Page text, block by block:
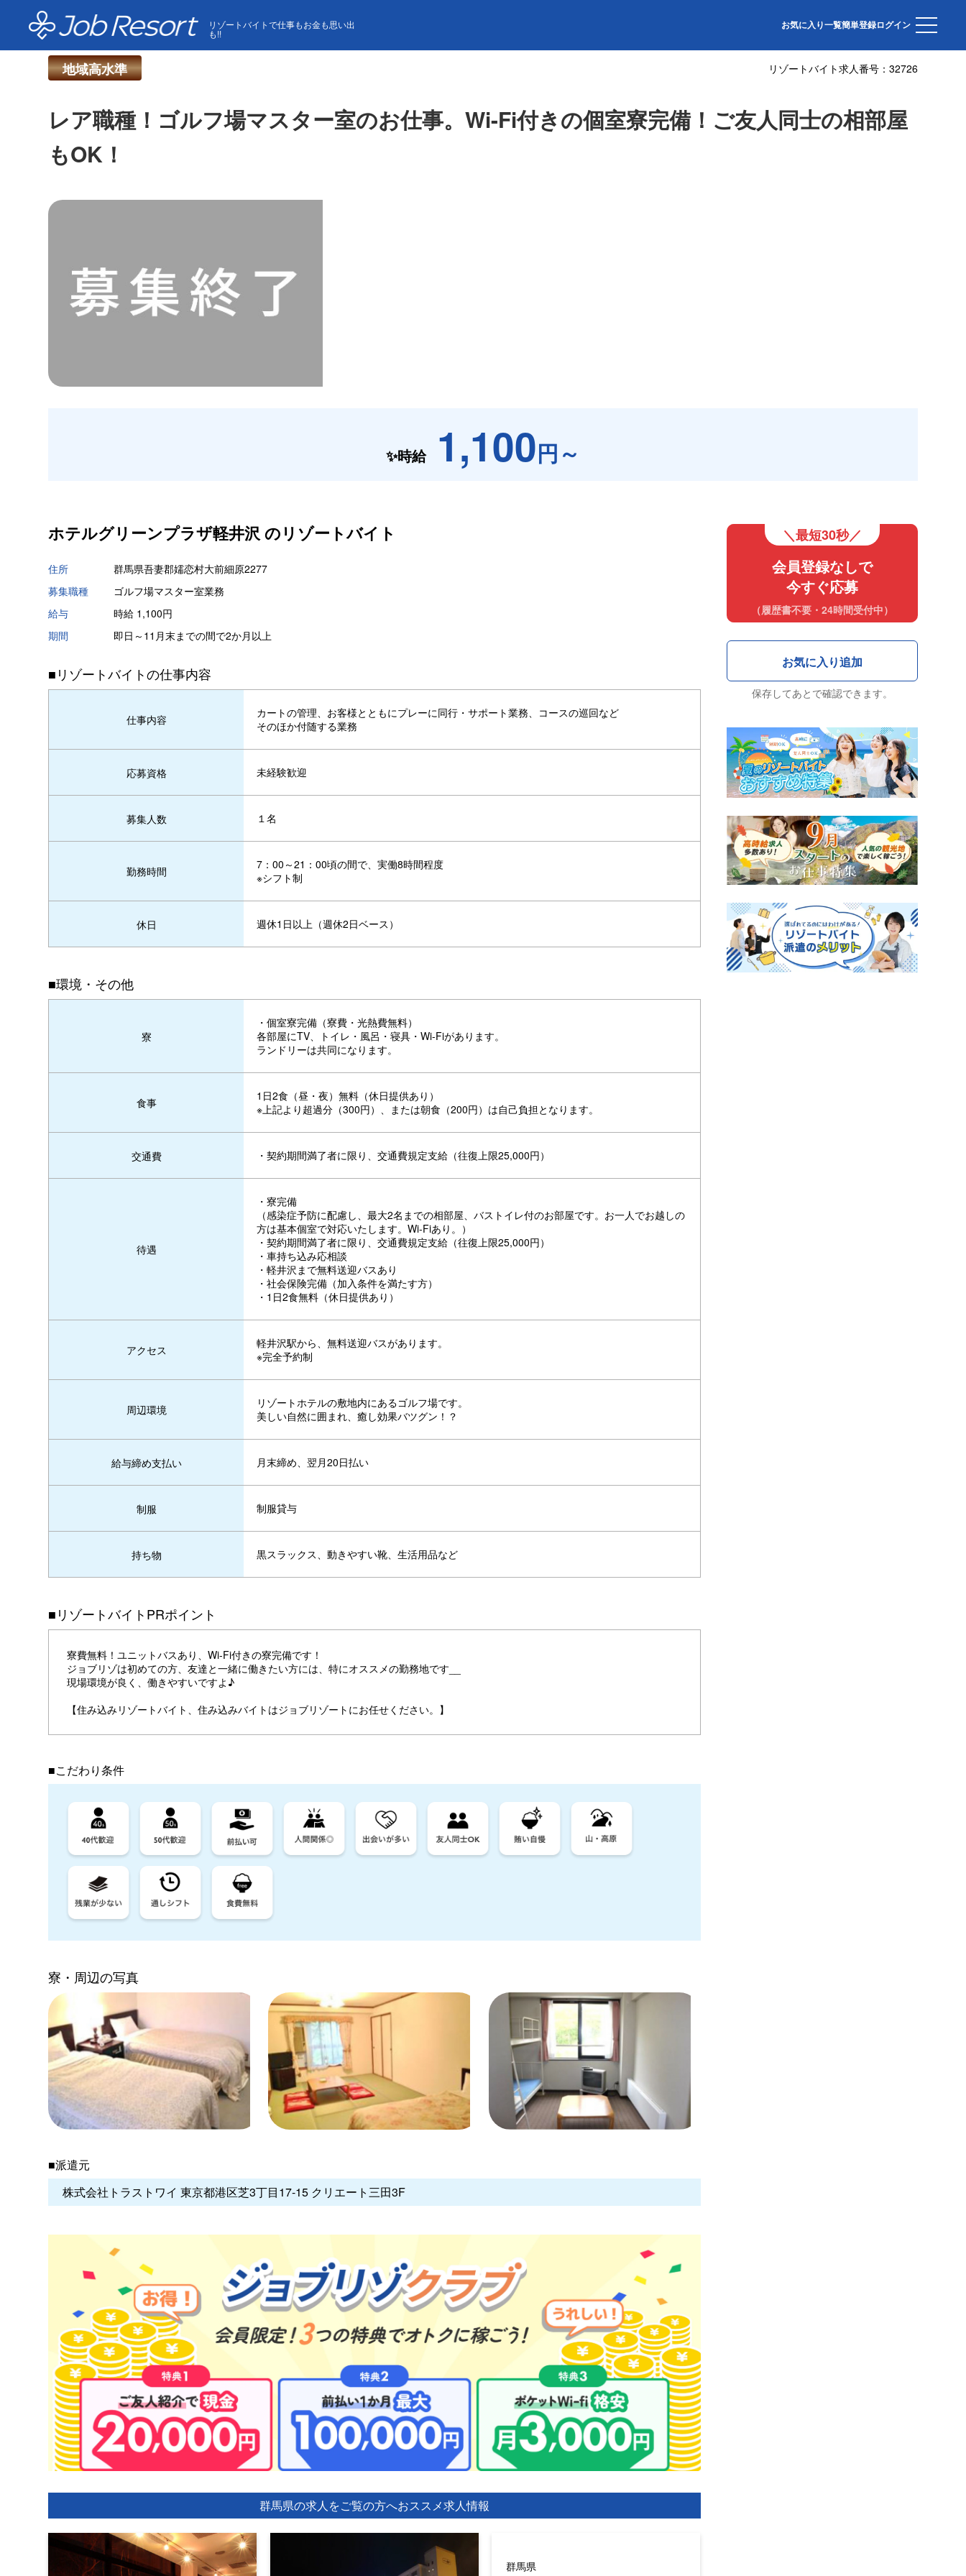
リゾートバイトで仕事もお金も思い出
も!!
お気に入り一覧簡単登録ログイン
HOME 求人一覧
地域高水準 リゾートバイト求人番号： 32726
レア職種！ゴルフ場マスター室のお仕事。Wi-Fi付きの個室寮完備！ご友人同士の相部屋
もOK！
✨時給 1,100円～
ホテルグリーンプラザ軽井沢 のリゾートバイト
住所
群馬県吾妻郡嬬恋村大前細原2277
募集職種
ゴルフ場マスター室業務
給与
時給 1,100円
期間
即日～11月末までの間で2か月以上
■リゾートバイトの仕事内容
仕事内容
カートの管理、お客様とともにプレーに同行・サポート業務、コースの巡回など
そのほか付随する業務
応募資格 未経験歓迎
募集人数 １名
勤務時間
7：00～21：00頃の間で、実働8時間程度
※シフト制
休日 週休1日以上（週休2日ベース）
■環境・その他
寮
・個室寮完備（寮費・光熱費無料）
各部屋にTV、トイレ・風呂・寝具・Wi-Fiがあります。
ランドリーは共同になります。
食事
1日2食（昼・夜）無料（休日提供あり）
※上記より超過分（300円）、または朝食（200円）は自己負担となります。
交通費 ・契約期間満了者に限り、交通費規定支給（往復上限25,000円）
待遇
・寮完備
（感染症予防に配慮し、最大2名までの相部屋、バストイレ付のお部屋です。お一人でお越しの
方は基本個室で対応いたします。Wi-Fiあり。）
・契約期間満了者に限り、交通費規定支給（往復上限25,000円）
・車持ち込み応相談
・軽井沢まで無料送迎バスあり
・社会保険完備（加入条件を満たす方）
・1日2食無料（休日提供あり）
アクセス
軽井沢駅から、無料送迎バスがあります。
※完全予約制
周辺環境
リゾートホテルの敷地内にあるゴルフ場です。
美しい自然に囲まれ、癒し効果バツグン！？
給与締め支払い 月末締め、翌月20日払い
制服 制服貸与
持ち物 黒スラックス、動きやすい靴、生活用品など
■リゾートバイトPRポイント
寮費無料！ユニットバスあり、Wi-Fi付きの寮完備です！
ジョブリゾは初めての方、友達と一緒に働きたい方には、特にオススメの勤務地です__
現場環境が良く、働きやすいですよ♪
【住み込みリゾートバイト、住み込みバイトはジョブリゾートにお任せください。】
■こだわり条件
寮・周辺の写真
■派遣元
株式会社トラストワイ 東京都港区芝3丁目17-15 クリエート三田3F
群馬県の求人をご覧の方へおススメ求人情報
群馬県
＼最短30秒／
会員登録なしで
今すぐ応募
（履歴書不要・24時間受付中）
保存してあとで確認できます。